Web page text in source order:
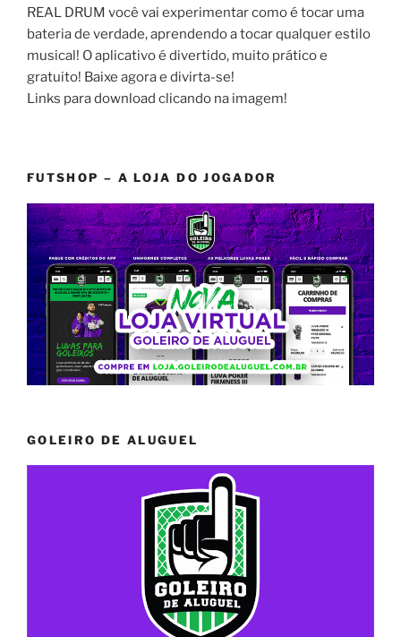
REAL DRUM você vai experimentar como é tocar uma
bateria de verdade, aprendendo a tocar qualquer estilo
musical! O aplicativo é divertido, muito prático e
gratuito! Baixe agora e divirta-se!
Links para download clicando na imagem!
FUTSHOP – A LOJA DO JOGADOR
GOLEIRO DE ALUGUEL